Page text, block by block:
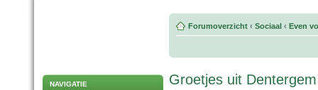
NAVIGATIE
Forumoverzicht ‹ Sociaal ‹ Even
Groetjes uit Dentergem